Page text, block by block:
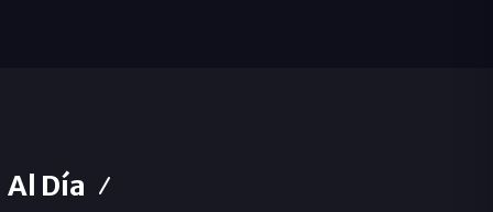
Al Día